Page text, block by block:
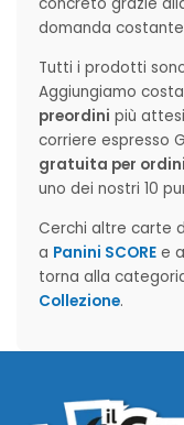
domanda
Tutti i prodotti
Aggiungiamo
preordini più
corriere espresso
gratuita per
uno dei nostri 10
Cerchi altre carte
a Panini SCORE e
torna alla
Collezione.